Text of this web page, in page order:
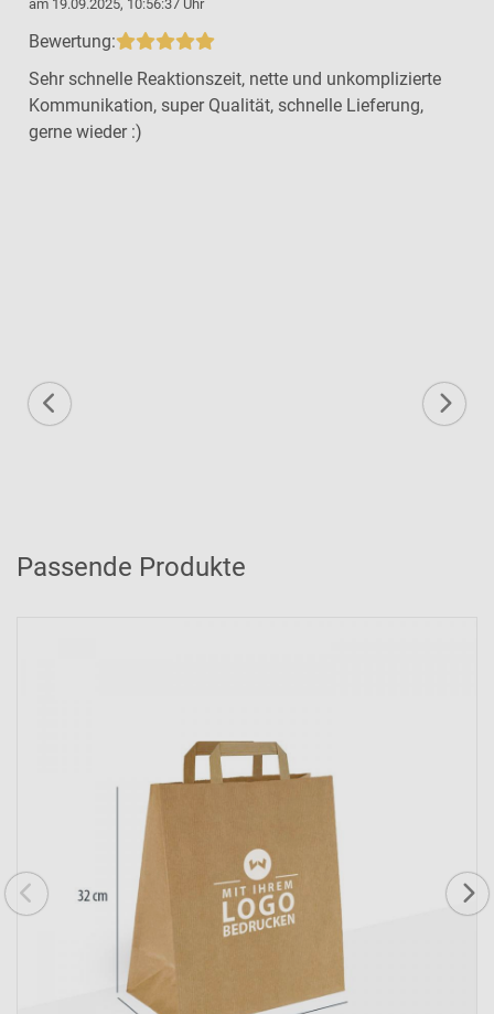
am 19.09.2025, 10:56:37 Uhr
Bewertung:
Sehr schnelle Reaktionszeit, nette und unkomplizierte
Kommunikation, super Qualität, schnelle Lieferung,
gerne wieder :)
Passende Produkte